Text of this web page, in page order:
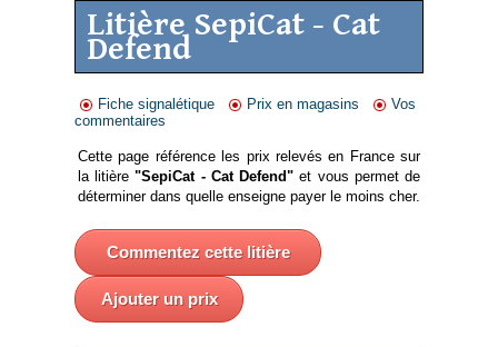
Litière SepiCat - Cat
Defend
Fiche signalétique Prix en magasins
Vos
commentaires
Cette page référence les prix relevés en France sur
la litière"SepiCat - Cat Defend" et vous permet de
déterminer dans quelle enseigne payer le moins cher.
Commentez cette litière
Ajouter un prix